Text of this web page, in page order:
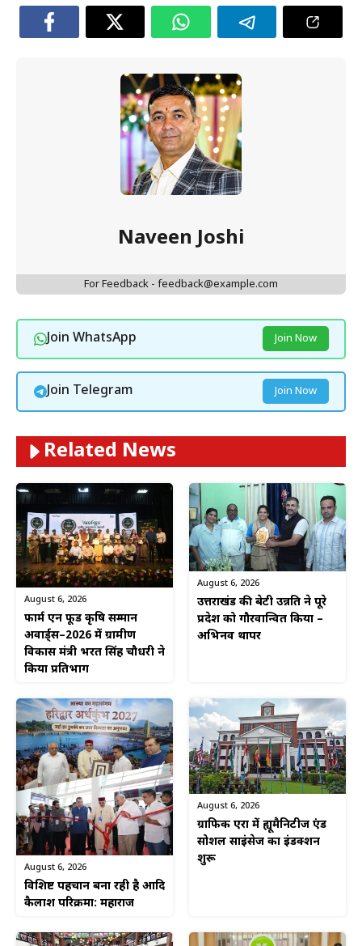
Naveen Joshi
For Feedback - feedback@example.com
Join WhatsApp Join Now
Join Telegram Join Now
Related News
August 6, 2026
फार्म एन फूड कृषि सम्मान
अवार्ड्स–2026 में ग्रामीण
विकास मंत्री भरत सिंह चौधरी ने
किया प्रतिभाग
August 6, 2026
उत्तराखंड की बेटी उन्नति ने पूरे
प्रदेश को गौरवान्वित किया –
अभिनव थापर
August 6, 2026
विशिष्ट पहचान बना रही है आदि
कैलाश परिक्रमा: महाराज
August 6, 2026
ग्राफिक एरा में ह्यूमैनिटीज एंड
सोशल साइंसेज का इंडक्शन
शुरू